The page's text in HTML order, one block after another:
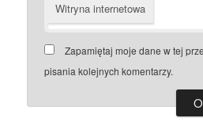
Witryna internetowa
Zapamiętaj moje dane w tej
pisania kolejnych komentarzy.